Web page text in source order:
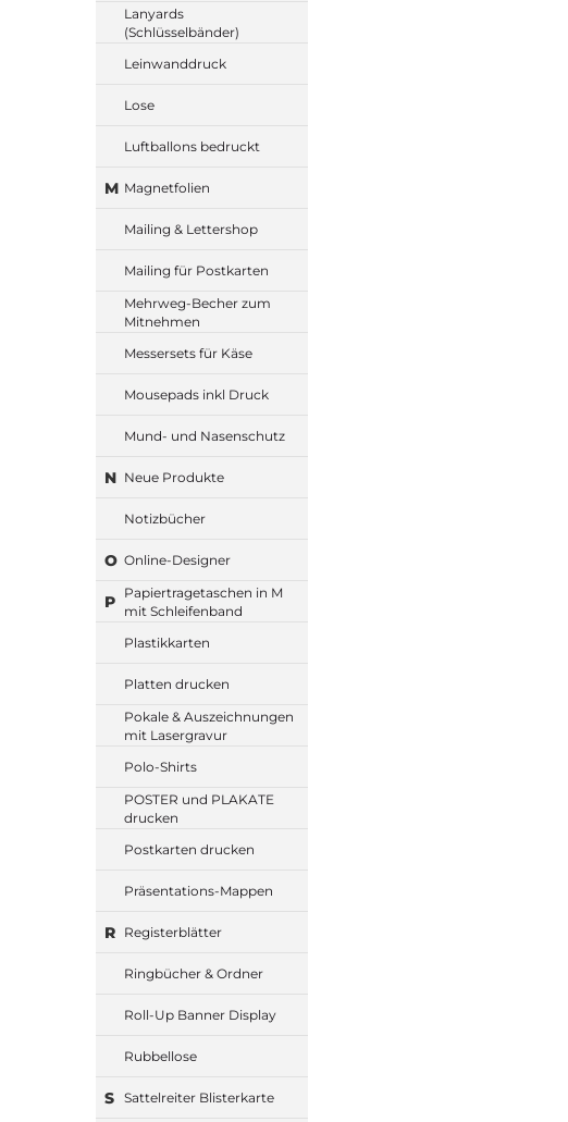
Lanyards
(Schlüsselbänder)
Leinwanddruck
Lose
Luftballons bedruckt
M Magnetfolien
Mailing & Lettershop
Mailing für Postkarten
Mehrweg-Becher zum
Mitnehmen
Messersets für Käse
Mousepads inkl Druck
Mund- und Nasenschutz
N Neue Produkte
Notizbücher
O Online-Designer
P Papiertragetaschen in M
mit Schleifenband
Plastikkarten
Platten drucken
Pokale & Auszeichnungen
mit Lasergravur
Polo-Shirts
POSTER und PLAKATE
drucken
Postkarten drucken
Präsentations-Mappen
R Registerblätter
Ringbücher & Ordner
Roll-Up Banner Display
Rubbellose
S Sattelreiter Blisterkarte